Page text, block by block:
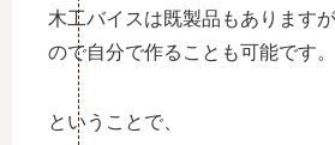
木工バイスは既製品もあります
ので自分で作ることも可能です。
ということで、